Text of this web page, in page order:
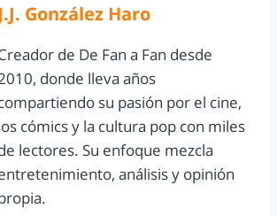
González Haro
de De Fan a Fan desde
donde lleva años
su pasión por el cine,
cómics y la cultura pop con miles
lectores. Su enfoque mezcla
análisis y opinión